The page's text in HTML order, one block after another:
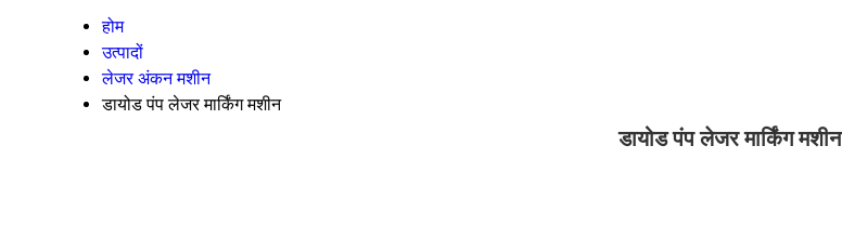
होम
उत्पादों
लेजर अंकन मशीन
डायोड पंप लेजर मार्किंग मशीन
डायोड पंप लेजर मार्किंग मशीन